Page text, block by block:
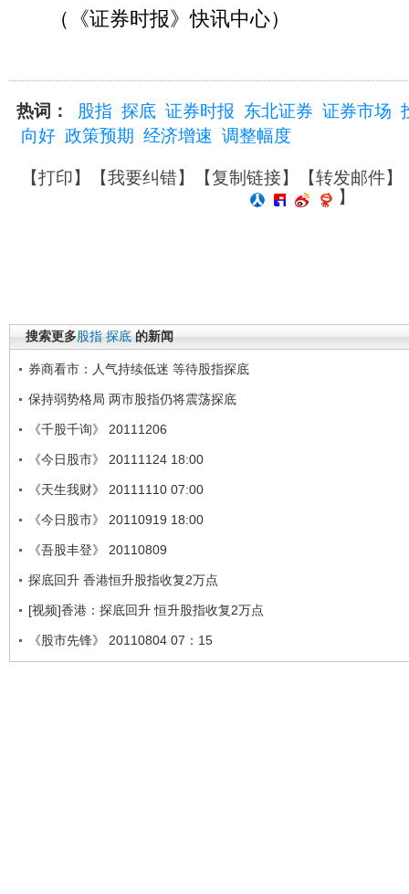
（《证券时报》快讯中心）
热词： 股指 探底 证券时报 东北证券 证券市场
向好 政策预期 经济增速 调整幅度
【打印】【我要纠错】【复制链接】【转发邮件】
】
搜索更多股指 探底 的新闻
券商看市：人气持续低迷 等待股指探底
保持弱势格局 两市股指仍将震荡探底
《千股千询》 20111206
《今日股市》 20111124 18:00
《天生我财》 20111110 07:00
《今日股市》 20110919 18:00
《吾股丰登》 20110809
探底回升 香港恒升股指收复2万点
[视频]香港：探底回升 恒升股指收复2万点
《股市先锋》 20110804 07：15